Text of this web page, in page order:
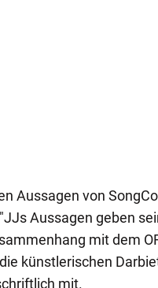
Aussagen von
Aussagen geben
mit dem
künstlerischen
mit.